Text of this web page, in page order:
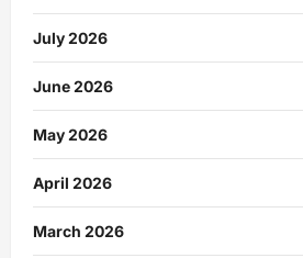
July 2026
June 2026
May 2026
April 2026
March 2026